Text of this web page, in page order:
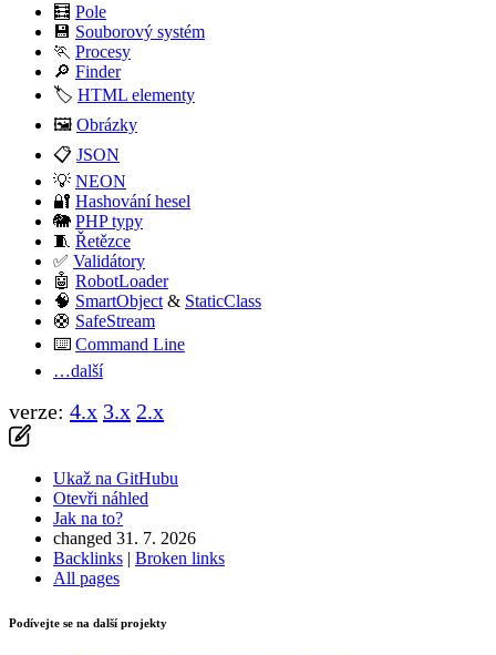
🧮 Pole
💾 Souborový systém
🏃 Procesy
🔎 Finder
🏷️ HTML elementy
🖼️ Obrázky
📋 JSON
💡 NEON
🔐 Hashování hesel
🐘 PHP typy
🧵 Řetězce
✅ Validátory
🤖 RobotLoader
🧠 SmartObject & StaticClass
🛟 SafeStream
⌨️ Command Line
…další
verze:4.x 3.x
Ukaž na GitHubu
Otevři náhled
Jak na to?
changed 31. 7. 2026
Backlinks | Broken links
All pages
Podívejte se na další projekty